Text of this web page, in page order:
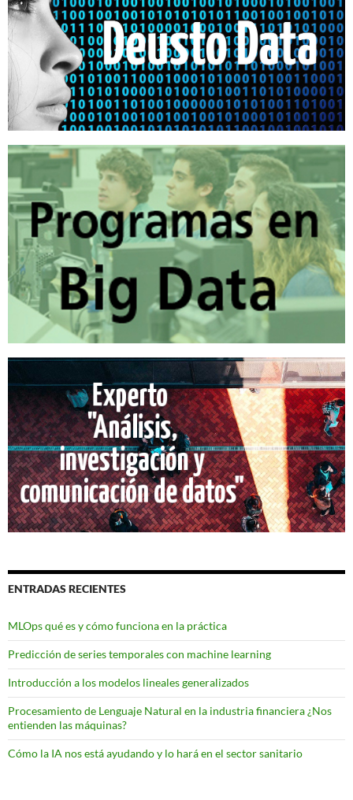
ENTRADAS RECIENTES
MLOps qué es y cómo funciona en la práctica
Predicción de series temporales con machine learning
Introducción a los modelos lineales generalizados
Procesamiento de Lenguaje Natural en la industria financiera ¿Nos
entienden las máquinas?
Cómo la IA nos está ayudando y lo hará en el sector sanitario